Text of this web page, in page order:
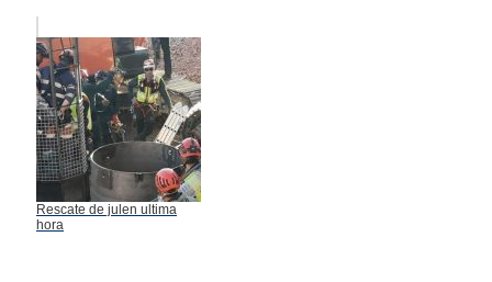
Rescate de julen ultima
hora